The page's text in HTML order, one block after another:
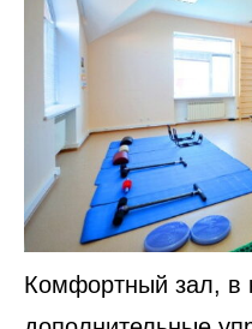
Комфортный зал, в